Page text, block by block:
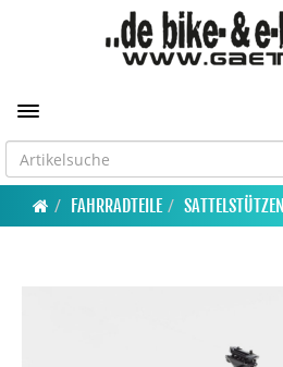
Toggle navigation
FAHRRADTEILE SATTELSTÜTZEN